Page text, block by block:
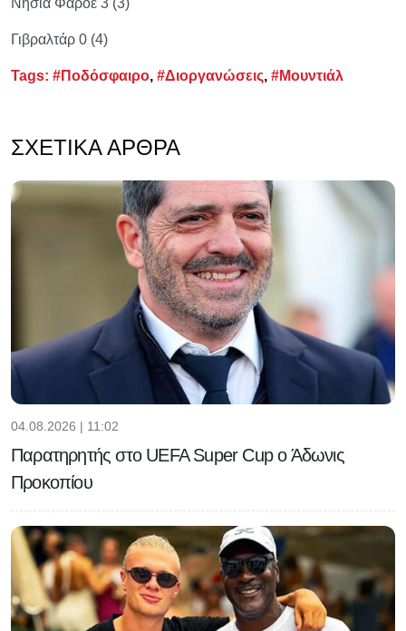
Γιβραλτάρ 0 (4)
Tags: #Ποδόσφαιρο, #Διοργανώσεις, #Μουντιάλ
ΣΧΕΤΙΚΆ ΆΡΘΡΑ
04.08.2026 | 11:02
Παρατηρητής στο UEFA Super Cup ο Άδωνις
Προκοπίου